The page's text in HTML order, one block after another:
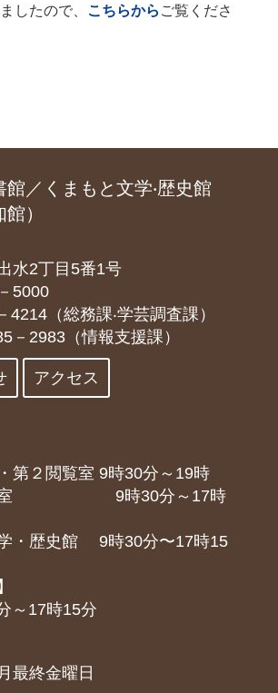
したので、 こちらから ご覧くださ
／くまもと文学‧歴史館
）
水2丁目5番1号
5000
4214（総務課‧学芸調査課）
（情報支援課）
アクセス
第２閲覧室 9時30分～19時
室 9時30分～17時
・歴史館 9時30分〜17時15
～17時15分
最終金曜日